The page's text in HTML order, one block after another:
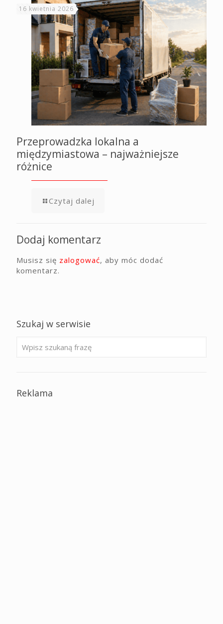
16 kwietnia 2026
Przeprowadzka lokalna a
międzymiastowa – najważniejsze
różnice
Czytaj dalej
Dodaj komentarz
Musisz się zalogować, aby móc dodać
komentarz.
Szukaj w serwisie
Reklama